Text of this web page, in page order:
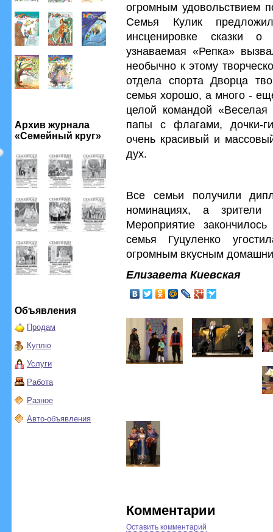
Архив журнала
«Семейный круг»
Объявления
Продам
Куплю
Услуги
Работа
Разное
Авто-объявления
огромным удовольствием
Семья Кулик
инсценировке сказки
узнаваемая «Репка»
необычно к этому
отдела спорта Дворца
семья хорошо, а много -
целой командой
папы с флагами, дочки-
очень красивый и
дух.
Все семьи получили
номинациях, а зрители
Мероприятие
семья Гуцуленко
огромным вкусным
Елизавета Киевская
Комментарии
Оставить комментарий